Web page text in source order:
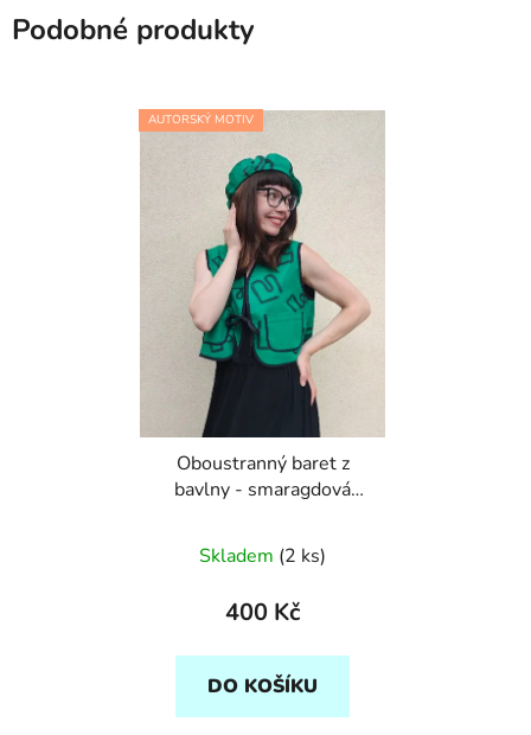
Podobné produkty
AUTORSKÝ MOTIV
Oboustranný baret z
bavlny - smaragdová
Skladem (2 ks)
400 Kč
DO KOŠÍKU